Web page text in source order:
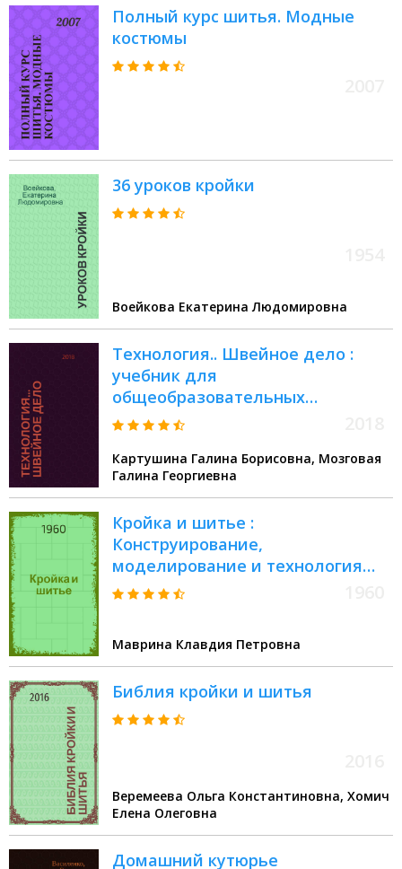
Полный курс шитья. Модные
костюмы
36 уроков кройки
Воейкова Екатерина Людомировна
Технология.. Швейное дело :
учебник для
общеобразовательных
организаций, реализующих
общеобразовательные
программы : 6 класс
Картушина Галина Борисовна, Мозговая
Галина Георгиевна
Кройка и шитье :
Конструирование,
моделирование и технология
пошива одежды
Маврина Клавдия Петровна
Библия кройки и шитья
Веремеева Ольга Константиновна, Хомич
Елена Олеговна
Домашний кутюрье